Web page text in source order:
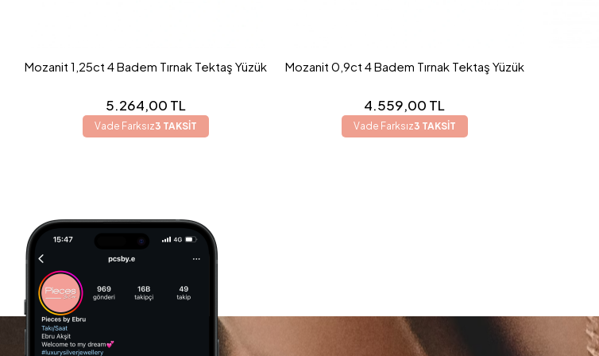
Mozanit 1,25ct 4 Badem Tırnak Tektaş Yüzük
5.264,00 TL
Vade Farksız3 TAKSİT
Mozanit 0,9ct 4 Badem Tırnak Tektaş Yüzük
4.559,00 TL
Vade Farksız3 TAKSİT